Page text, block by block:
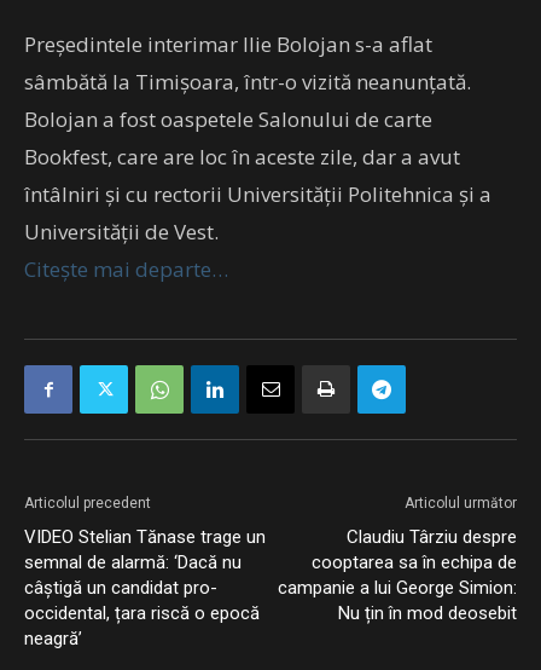
Preşedintele interimar Ilie Bolojan s-a aflat
sâmbătă la Timişoara, într-o vizită neanunţată.
Bolojan a fost oaspetele Salonului de carte
Bookfest, care are loc în aceste zile, dar a avut
întâlniri şi cu rectorii Universităţii Politehnica şi a
Universităţii de Vest.
Citește mai departe…
Articolul precedent
VIDEO Stelian Tănase trage un
semnal de alarmă: ‘Dacă nu
câștigă un candidat pro-
occidental, țara riscă o epocă
neagră’
Articolul următor
Claudiu Târziu despre
cooptarea sa în echipa de
campanie a lui George Simion:
Nu țin în mod deosebit